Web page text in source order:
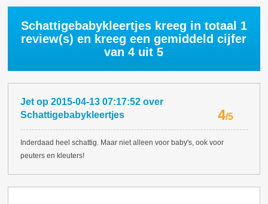
Schattigebabykleertjes kreeg in totaal 1
review(s) en kreeg een gemiddeld cijfer
van4 uit 5
Jet op2015-04-13 07:17:52 over
Schattigebabykleertjes
4/5
Inderdaad heel schattig. Maar niet alleen voor baby's, ook voor
peuters en kleuters!